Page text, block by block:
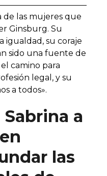
de las mujeres que
Ginsburg. Su
igualdad, su coraje
sido una fuente de
camino para
legal, y su
a todos».
Sabrina a
las